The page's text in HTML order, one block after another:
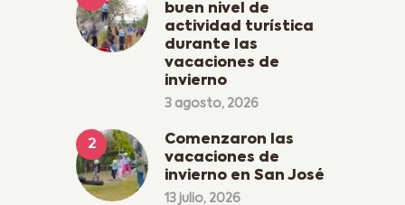
buen nivel de
actividad turística
durante las
vacaciones de
invierno
3 agosto, 2026
Comenzaron las
vacaciones de
invierno en San José
13 julio, 2026